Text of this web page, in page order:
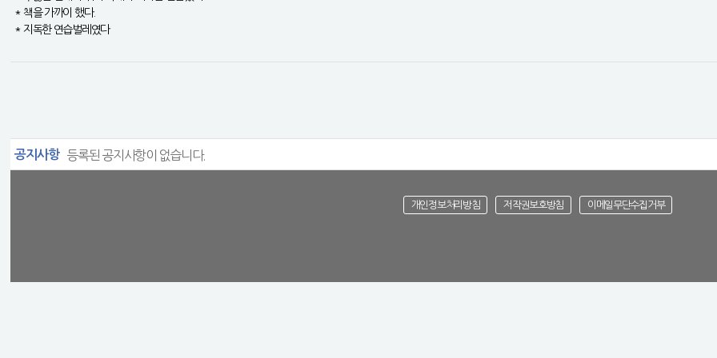
* 책을 가까이 했다.
* 지독한 연습벌레였다
공지사항 등록된 공지사항이 없습니다.
개인정보처리방침 저작권보호방침 이메일무단수집거부